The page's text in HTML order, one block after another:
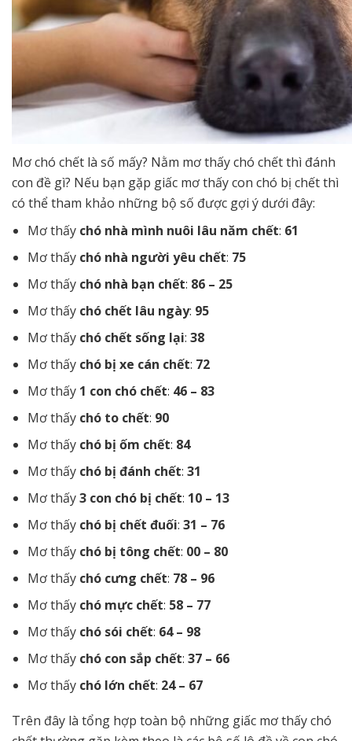
Mơ chó chết là số mấy? Nằm mơ thấy chó chết thì đánh
con đề gì? Nếu bạn gặp giấc mơ thấy con chó bị chết thì
có thể tham khảo những bộ số được gợi ý dưới đây:
Mơ thấy chó nhà mình nuôi lâu năm chết: 61
Mơ thấy chó nhà người yêu chết: 75
Mơ thấy chó nhà bạn chết: 86 – 25
Mơ thấy chó chết lâu ngày: 95
Mơ thấy chó chết sống lại: 38
Mơ thấy chó bị xe cán chết: 72
Mơ thấy 1 con chó chết: 46 – 83
Mơ thấy chó to chết: 90
Mơ thấy chó bị ốm chết: 84
Mơ thấy chó bị đánh chết: 31
Mơ thấy3 con chó bị chết: 10 – 13
Mơ thấy chó bị chết đuối: 31 – 76
Mơ thấy chó bị tông chết: 00 – 80
Mơ thấy chó cưng chết: 78 – 96
Mơ thấy chó mực chết: 58 – 77
Mơ thấy chó sói chết: 64 – 98
Mơ thấy chó con sắp chết: 37 – 66
Mơ thấy chó lớn chết: 24 – 67
Trên đây là tổng hợp toàn bộ những giấc mơ thấy chó